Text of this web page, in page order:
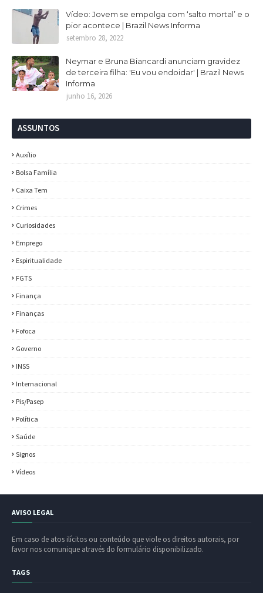
Vídeo: Jovem se empolga com ‘salto mortal’ e o
pior acontece | Brazil News Informa
setembro 28, 2022
Neymar e Bruna Biancardi anunciam gravidez
de terceira filha: 'Eu vou endoidar' | Brazil News
Informa
junho 16, 2026
ASSUNTOS
Auxílio
Bolsa Família
Caixa Tem
Crimes
Curiosidades
Emprego
Espiritualidade
FGTS
Finança
Finanças
Fofoca
Governo
INSS
Internacional
Pis/Pasep
Política
Saúde
Signos
Vídeos
AVISO LEGAL
Em caso de atos ilícitos ou conteúdo que viole os direitos autorais, por
favor nos comunique através do formulário disponibilizado.
TAGS